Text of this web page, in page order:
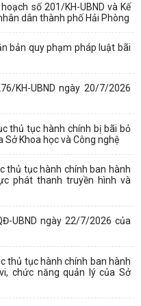
số 201/KH-UBND và Kế
dân thành phố Hải Phòng
bản quy phạm pháp luật bãi
KH-UBND ngày 20/7/2026
thủ tục hành chính bị bãi bỏ
Khoa học và Công nghệ
thủ tục hành chính ban hành
phát thanh truyền hình và
UBND ngày 22/7/2026 của
thủ tục hành chính ban hành
chức năng quản lý của Sở